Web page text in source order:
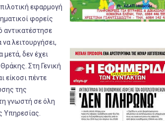
εφαρμογή
φορείς
αντικατέστησε
λειτουργήσει,
δεν έχει
Στη Γενική
είκοσι πέντε
της
γνωστή σε όλη
Υπηρεσίας.